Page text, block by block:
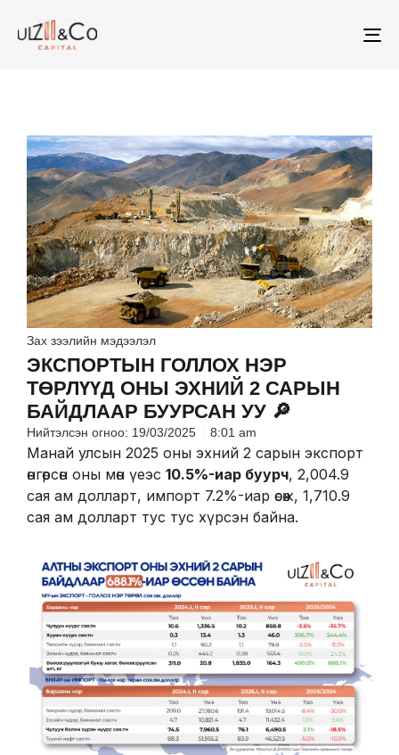
Зах зээлийн мэдээлэл
ЭКСПОРТЫН ГОЛЛОХ НЭР
ТӨРЛҮҮД ОНЫ ЭХНИЙ 2 САРЫН
БАЙДЛААР БУУРСАН УУ 🔎
Нийтэлсэн огноо: 19/03/2025 8:01 am
Манай улсын 2025 оны эхний 2 сарын экспорт
өнгөрсөн оны мөн үеэс 10.5%-иар буурч, 2,004.9
сая ам долларт, импорт 7.2%-иар өсөж, 1,710.9
сая ам долларт тус тус хүрсэн байна.